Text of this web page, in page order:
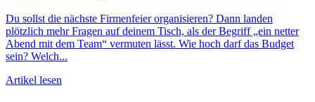
Du sollst die nächste Firmenfeier organisieren? Dann landen
plötzlich mehr Fragen auf deinem Tisch, als der Begriff „ein netter
Abend mit dem Team“ vermuten lässt. Wie hoch darf das Budget
sein? Welch...
Artikel lesen